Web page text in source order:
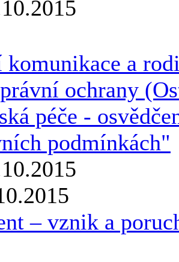
a
ochrany
péče -
podmínkách"
– vznik a